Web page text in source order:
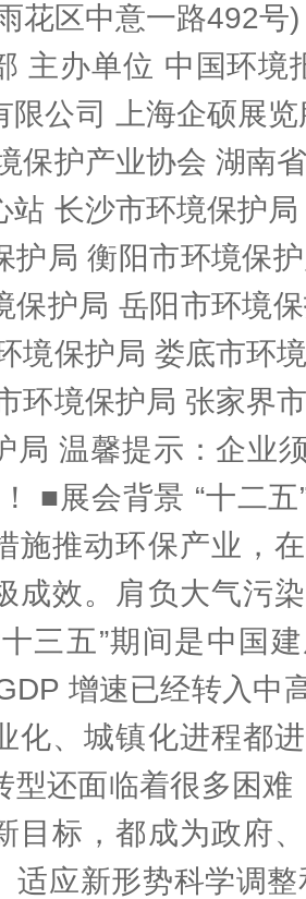
花区中意一路492号
主办单位 中国环境
限公司 上海企硕展
保护产业协会 湖南
站 长沙市环境保护
护局 衡阳市环境保
保护局 岳阳市环境
境保护局 娄底市环
环境保护局 张家界
局 温馨提示：企业
■展会背景 “十二
施推动环保产业，
成效。肩负大气污
三五”期间是中国
增速已经转入中
化、城镇化进程都
型还面临着很多困难
目标，都成为政府
适应新形势科学调